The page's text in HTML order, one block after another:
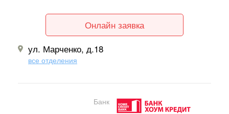
Онлайн заявка
ул. Марченко, д.18
все отделения
Банк